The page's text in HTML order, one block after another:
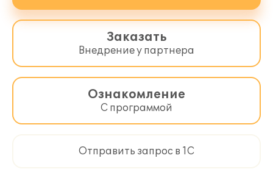
Заказать
Внедрение у партнера
Ознакомление
С программой
Отправить запрос в 1С